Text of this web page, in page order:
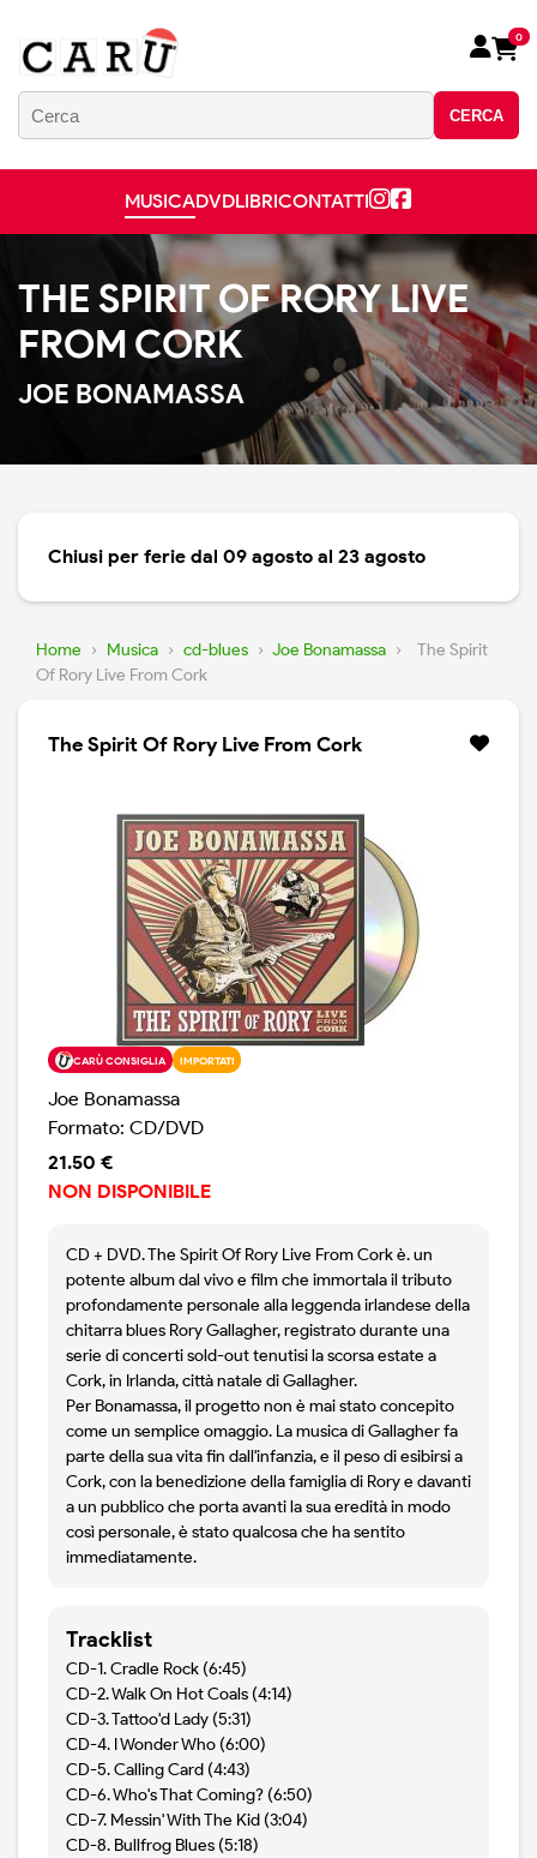
CERCA
0
MUSICADVDLIBRICONTATTI
THE SPIRIT OF RORY LIVE
FROM CORK
JOE BONAMASSA
Chiusi per ferie dal 09 agosto al 23 agosto
Home › Musica › cd-blues › Joe Bonamassa ›
The Spirit
Of Rory Live From Cork
The Spirit Of Rory Live From Cork
CARÙ CONSIGLIA IMPORTATI
Joe Bonamassa
Formato: CD/DVD
21.50 €
NON DISPONIBILE
CD + DVD. The Spirit Of Rory Live From Cork è. un
potente album dal vivo e film che immortala il tributo
profondamente personale alla leggenda irlandese della
chitarra blues Rory Gallagher, registrato durante una
serie di concerti sold-out tenutisi la scorsa estate a
Cork, in Irlanda, città natale di Gallagher.
Per Bonamassa, il progetto non è mai stato concepito
come un semplice omaggio. La musica di Gallagher fa
parte della sua vita fin dall'infanzia, e il peso di esibirsi a
Cork, con la benedizione della famiglia di Rory e davanti
a un pubblico che porta avanti la sua eredità in modo
così personale, è stato qualcosa che ha sentito
immediatamente.
Tracklist
CD-1. Cradle Rock (6:45)
CD-2. Walk On Hot Coals (4:14)
CD-3. Tattoo'd Lady (5:31)
CD-4. I Wonder Who (6:00)
CD-5. Calling Card (4:43)
CD-6. Who's That Coming? (6:50)
CD-7. Messin' With The Kid (3:04)
CD-8. Bullfrog Blues (5:18)